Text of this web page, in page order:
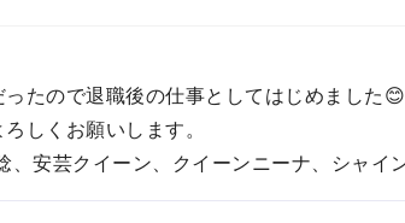
たので退職後の仕事としてはじめました😊
しくお願いします。
、安芸クイーン、クイーンニーナ、シャイ